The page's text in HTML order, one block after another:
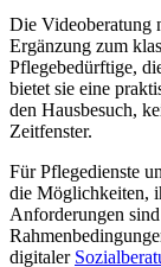
Die Videoberatung
Ergänzung zum
Pflegebedürftige,
bietet sie eine
den Hausbesuch,
Zeitfenster.
Für Pflegedienste
die Möglichkeiten,
Anforderungen
digitaler